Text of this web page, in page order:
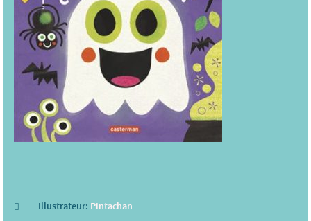
Illustrateur: Pintachan